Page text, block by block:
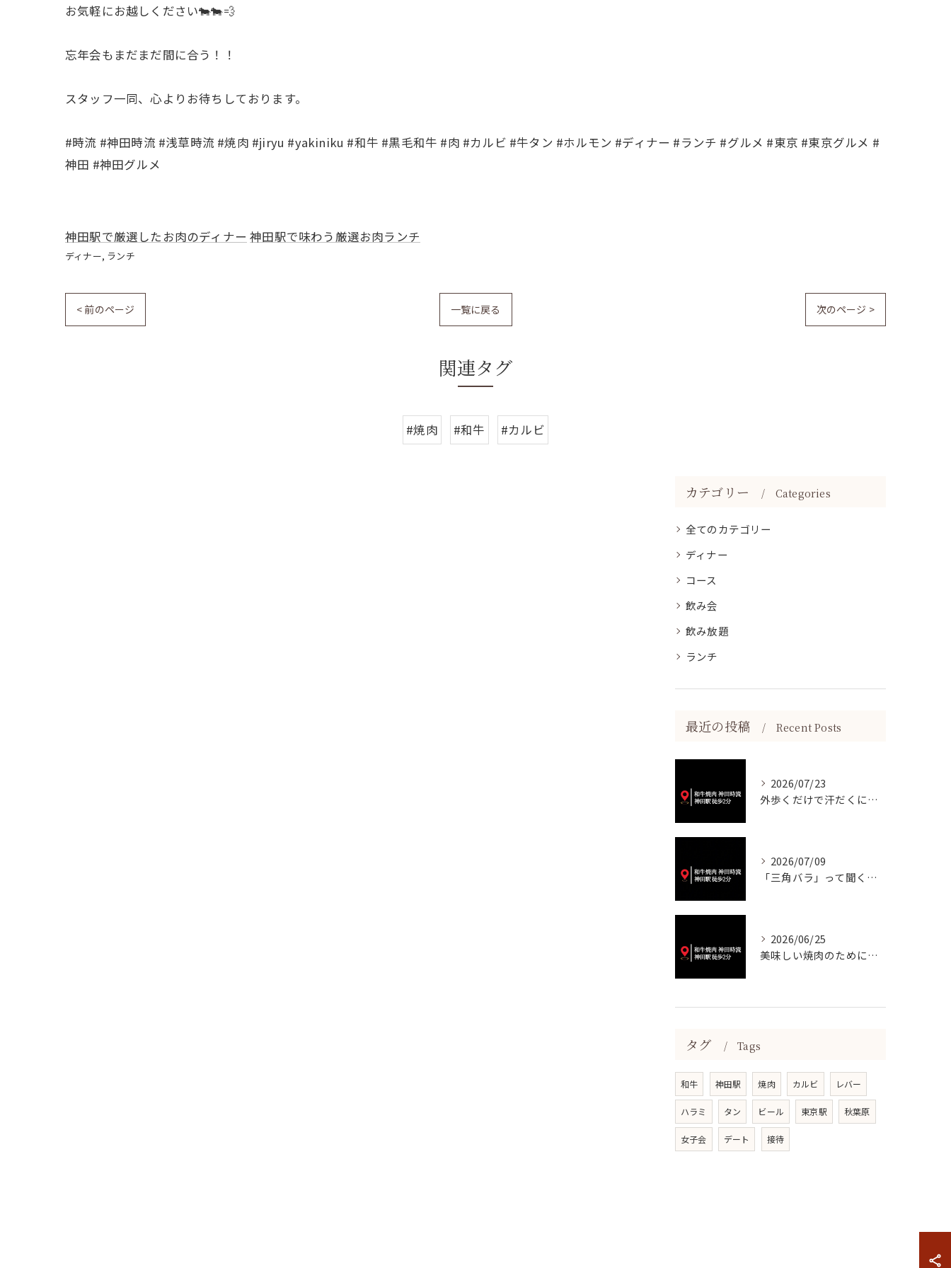
お気軽にお越しください🐄🐄💨
忘年会もまだまだ間に合う！！
スタッフ一同、心よりお待ちしております。
#時流 #神田時流 #浅草時流 #焼肉 #jiryu #yakiniku #和牛 #黒毛和牛 #肉 #カルビ #牛タン #ホルモン #ディナー #ランチ #グルメ #東京 #東京グルメ #
神田 #神田グルメ
神田駅で厳選したお肉のディナー 神田駅で味わう厳選お肉ランチ
ディナー ランチ
< 前のページ 一覧に戻る 次のページ >
関連タグ
#焼肉 #和牛 #カルビ
カテゴリー Categories
全てのカテゴリー
ディナー
コース
飲み会
飲み放題
ランチ
最近の投稿 Recent Posts
2026/07/23
外歩くだけで汗だくになる暑さですね💦
2026/07/09
「三角バラ」って聞くと脂っこいイメージが強いかもしれませんが...
2026/06/25
美味しい焼肉のために、妥協は一切いたしません✨
タグ Tags
和牛 神田駅 焼肉 カルビ レバー
ハラミ タン ビール 東京駅 秋葉原
女子会 デート 接待